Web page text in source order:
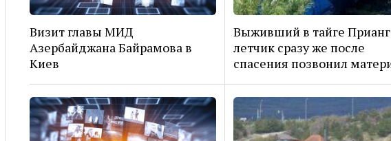
Визит главы МИД
Азербайджана Байрамова в
Киев
Выживший в тайге
летчик сразу же после
спасения позвонил